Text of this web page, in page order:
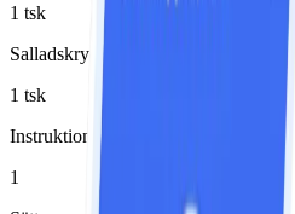
1 tsk
Salladskrydda
1 tsk
Instruktioner
1